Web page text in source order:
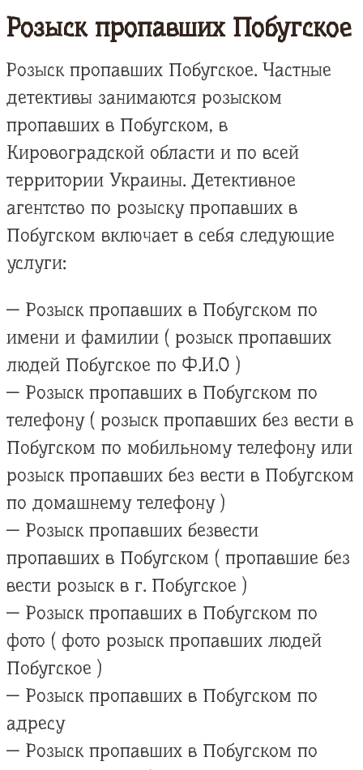
Розыск пропавших Побугское
Розыск пропавших Побугское. Частные
детективы занимаются розыском
пропавших в Побугском, в
Кировоградской области и по всей
территории Украины. Детективное
агентство по розыску пропавших в
Побугском включает в себя следующие
услуги:
— Розыск пропавших в Побугском по
имени и фамилии ( розыск пропавших
людей Побугское по Ф.И.О )
— Розыск пропавших в Побугском по
телефону ( розыск пропавших без вести в
Побугском по мобильному телефону или
розыск пропавших без вести в Побугском
по домашнему телефону )
— Розыск пропавших безвести
пропавших в Побугском ( пропавшие без
вести розыск в г. Побугское )
— Розыск пропавших в Побугском по
фото ( фото розыск пропавших людей
Побугское )
— Розыск пропавших в Побугском по
адресу
— Розыск пропавших в Побугском по